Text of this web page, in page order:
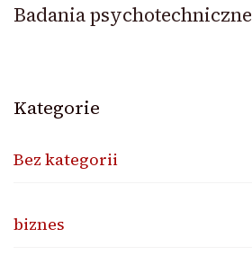
Badania psychotechniczne
Kategorie
Bez kategorii
biznes